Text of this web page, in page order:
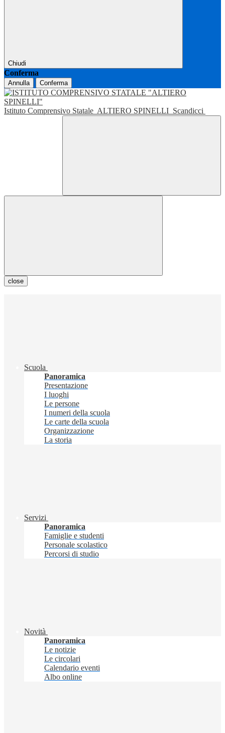
Chiudi
Conferma
Annulla Conferma
Istituto Comprensivo Statale ALTIERO SPINELLI Scandicci
close
Scuola
Panoramica
Presentazione
I luoghi
Le persone
I numeri della scuola
Le carte della scuola
Organizzazione
La storia
Servizi
Panoramica
Famiglie e studenti
Personale scolastico
Percorsi di studio
Novità
Panoramica
Le notizie
Le circolari
Calendario eventi
Albo online